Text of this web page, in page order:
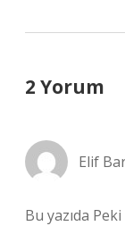
2 Yorum
Elif
Bu yazıda